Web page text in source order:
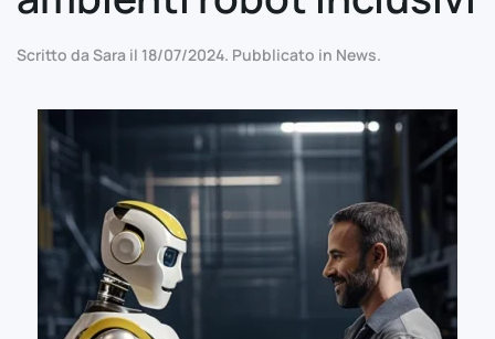
Scritto da Sara il 18/07/2024. Pubblicato in News.